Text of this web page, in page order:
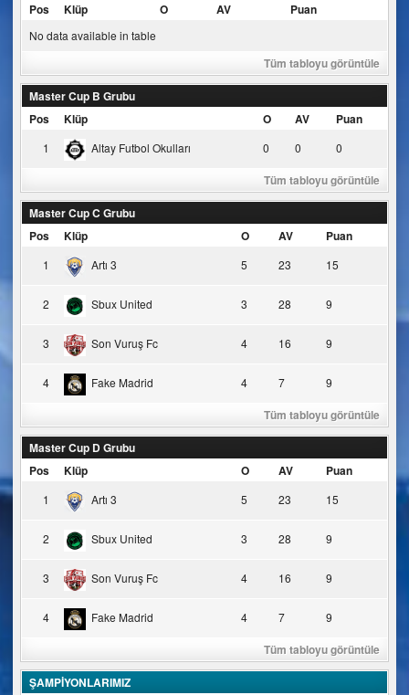
Pos
Klüp O AV Puan
No data available in table
Tüm tabloyu görüntüle
Master Cup B Grubu
Pos
Klüp O AV Puan
1 Altay Futbol Okulları 0 0 0
Tüm tabloyu görüntüle
Master Cup C Grubu
Pos
Klüp O AV Puan
1 Artı 3 5 23 15
2 Sbux United 3 28 9
3 Son Vuruş Fc 4 16 9
4 Fake Madrid 4 7 9
Tüm tabloyu görüntüle
Master Cup D Grubu
Pos
Klüp O AV Puan
1 Artı 3 5 23 15
2 Sbux United 3 28 9
3 Son Vuruş Fc 4 16 9
4 Fake Madrid 4 7 9
Tüm tabloyu görüntüle
ŞAMPİYONLARIMIZ